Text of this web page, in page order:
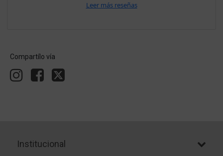
Leer más reseñas
Compartílo vía
Institucional